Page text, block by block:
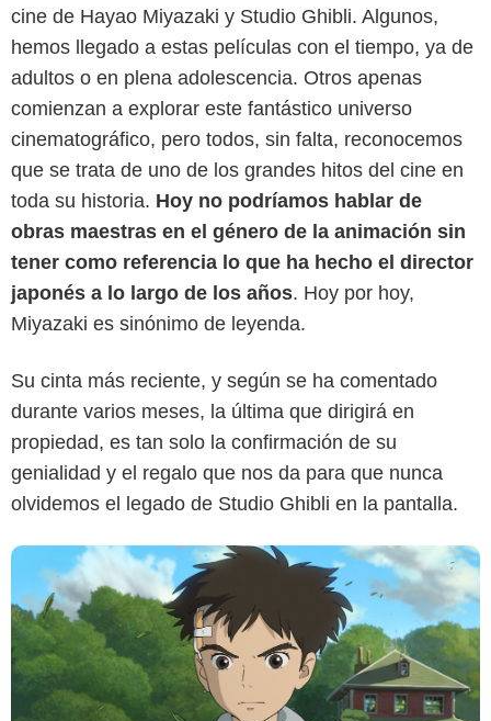
cine de Hayao Miyazaki y Studio Ghibli. Algunos,
hemos llegado a estas películas con el tiempo, ya de
adultos o en plena adolescencia. Otros apenas
comienzan a explorar este fantástico universo
cinematográfico, pero todos, sin falta, reconocemos
que se trata de uno de los grandes hitos del cine en
toda su historia. Hoy no podríamos hablar de
obras maestras en el género de la animación sin
tener como referencia lo que ha hecho el director
japonés a lo largo de los años. Hoy por hoy,
Miyazaki es sinónimo de leyenda.
Su cinta más reciente, y según se ha comentado
durante varios meses, la última que dirigirá en
propiedad, es tan solo la confirmación de su
genialidad y el regalo que nos da para que nunca
olvidemos el legado de Studio Ghibli en la pantalla.
Studio Ghibli